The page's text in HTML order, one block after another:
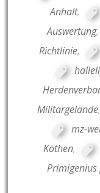
Anhalt,
Auswertung,
Richtlinie,
Militärgelände,
mz-
Köthen,
Primigenius